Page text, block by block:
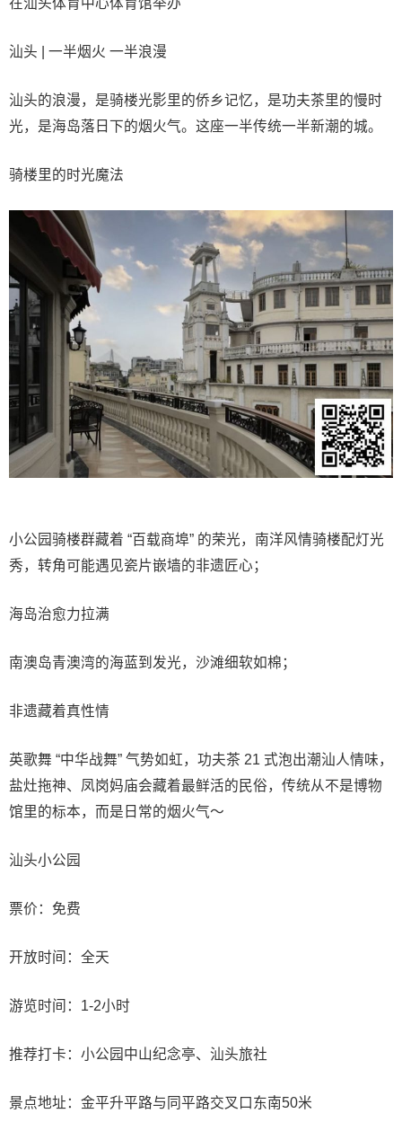
在汕头体育中心体育馆举办
汕头 | 一半烟火 一半浪漫
汕头的浪漫，是骑楼光影里的侨乡记忆，是功夫茶里的慢时
光，是海岛落日下的烟火气。这座一半传统一半新潮的城。
骑楼里的时光魔法
小公园骑楼群藏着 “百载商埠” 的荣光，南洋风情骑楼配灯光
秀，转角可能遇见瓷片嵌墙的非遗匠心；
海岛治愈力拉满
南澳岛青澳湾的海蓝到发光，沙滩细软如棉；
非遗藏着真性情
英歌舞 “中华战舞” 气势如虹，功夫茶 21 式泡出潮汕人情味，
盐灶拖神、凤岗妈庙会藏着最鲜活的民俗，传统从不是博物
馆里的标本，而是日常的烟火气～
汕头小公园
票价：免费
开放时间：全天
游览时间：1-2小时
推荐打卡：小公园中山纪念亭、汕头旅社
景点地址：金平升平路与同平路交叉口东南50米